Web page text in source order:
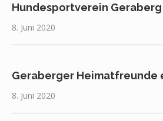
Hundesportverein Geraberg
8. Juni 2020
Geraberger Heimatfreunde
8. Juni 2020